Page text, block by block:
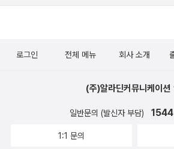
로그인 전체 메뉴 회사 소개
(주)알라딘커뮤니케이션
일반문의 (발신자 부담)
1:1 문의